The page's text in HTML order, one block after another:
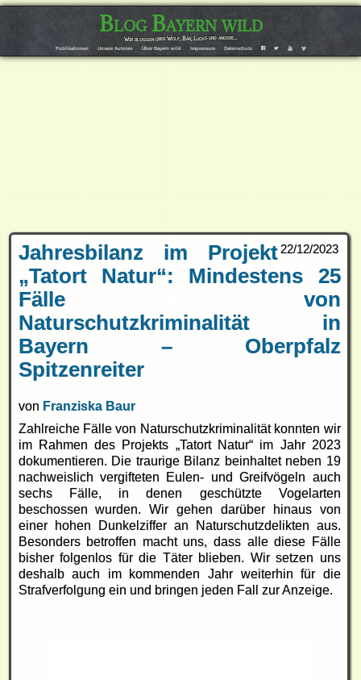
Blog Bayern wild
Wir bloggen über Wolf, Bär, Luchs und andere…
Publikationen Unsere Autoren Über Bayern wild Impressum Datenschutz F T Y V
22/12/2023
Jahresbilanz im Projekt
„Tatort Natur“: Mindestens 25
Fälle von
Naturschutzkriminalität in
Bayern – Oberpfalz
Spitzenreiter
von Franziska Baur
Zahlreiche Fälle von Naturschutzkriminalität konnten wir
im Rahmen des Projekts „Tatort Natur“ im Jahr 2023
dokumentieren. Die traurige Bilanz beinhaltet neben 19
nachweislich vergifteten Eulen- und Greifvögeln auch
sechs Fälle, in denen geschützte Vogelarten
beschossen wurden. Wir gehen darüber hinaus von
einer hohen Dunkelziffer an Naturschutzdelikten aus.
Besonders betroffen macht uns, dass alle diese Fälle
bisher folgenlos für die Täter blieben. Wir setzen uns
deshalb auch im kommenden Jahr weiterhin für die
Strafverfolgung ein und bringen jeden Fall zur Anzeige.